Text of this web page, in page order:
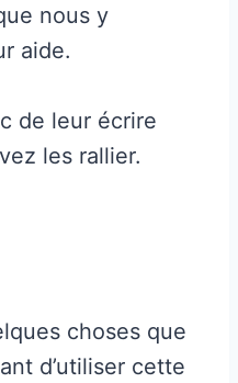
nous y
aide.
de leur écrire
les rallier.
choses que
d’utiliser cette